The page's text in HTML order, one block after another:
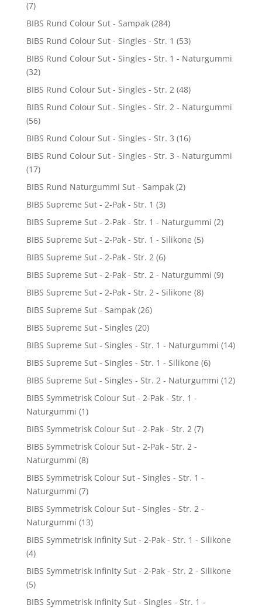
(7)
BIBS Rund Colour Sut - Sampak (284)
BIBS Rund Colour Sut - Singles - Str. 1 (53)
BIBS Rund Colour Sut - Singles - Str. 1 - Naturgummi
(32)
BIBS Rund Colour Sut - Singles - Str. 2 (48)
BIBS Rund Colour Sut - Singles - Str. 2 - Naturgummi
(56)
BIBS Rund Colour Sut - Singles - Str. 3 (16)
BIBS Rund Colour Sut - Singles - Str. 3 - Naturgummi
(17)
BIBS Rund Naturgummi Sut - Sampak (2)
BIBS Supreme Sut - 2-Pak - Str. 1 (3)
BIBS Supreme Sut - 2-Pak - Str. 1 - Naturgummi (2)
BIBS Supreme Sut - 2-Pak - Str. 1 - Silikone (5)
BIBS Supreme Sut - 2-Pak - Str. 2 (6)
BIBS Supreme Sut - 2-Pak - Str. 2 - Naturgummi (9)
BIBS Supreme Sut - 2-Pak - Str. 2 - Silikone (8)
BIBS Supreme Sut - Sampak (26)
BIBS Supreme Sut - Singles (20)
BIBS Supreme Sut - Singles - Str. 1 - Naturgummi (14)
BIBS Supreme Sut - Singles - Str. 1 - Silikone (6)
BIBS Supreme Sut - Singles - Str. 2 - Naturgummi (12)
BIBS Symmetrisk Colour Sut - 2-Pak - Str. 1 -
Naturgummi (1)
BIBS Symmetrisk Colour Sut - 2-Pak - Str. 2 (7)
BIBS Symmetrisk Colour Sut - 2-Pak - Str. 2 -
Naturgummi (8)
BIBS Symmetrisk Colour Sut - Singles - Str. 1 -
Naturgummi (7)
BIBS Symmetrisk Colour Sut - Singles - Str. 2 -
Naturgummi (13)
BIBS Symmetrisk Infinity Sut - 2-Pak - Str. 1 - Silikone
(4)
BIBS Symmetrisk Infinity Sut - 2-Pak - Str. 2 - Silikone
(5)
BIBS Symmetrisk Infinity Sut - Singles - Str. 1 -